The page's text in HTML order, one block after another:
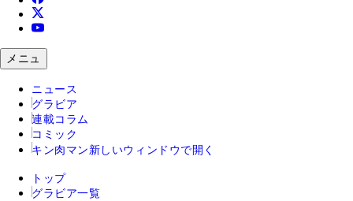
メニュ
ニュース
グラビア
連載コラム
コミック
キン肉マン 新しいウィンドウで開く
トップ
グラビア一覧